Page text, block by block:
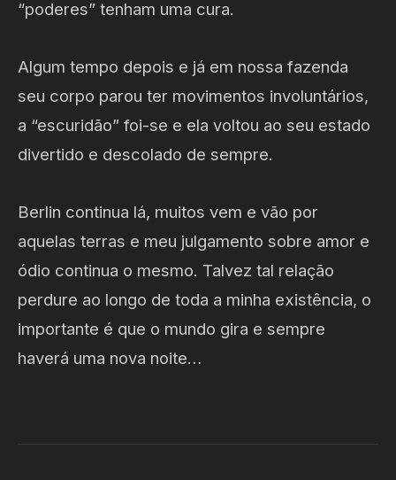
“poderes” tenham uma cura.
Algum tempo depois e já em nossa fazenda
seu corpo parou ter movimentos involuntários,
a “escuridão” foi-se e ela voltou ao seu estado
divertido e descolado de sempre.
Berlin continua lá, muitos vem e vão por
aquelas terras e meu julgamento sobre amor e
ódio continua o mesmo. Talvez tal relação
perdure ao longo de toda a minha existência, o
importante é que o mundo gira e sempre
haverá uma nova noite…